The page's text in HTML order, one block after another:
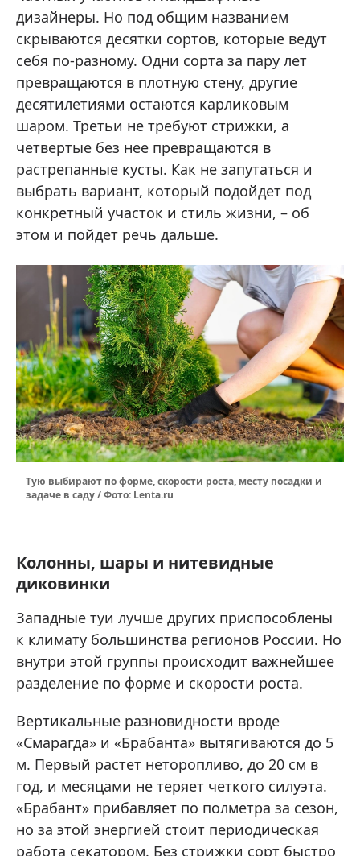
дизайнеры. Но под общим названием
скрываются десятки сортов, которые ведут
себя по-разному. Одни сорта за пару лет
превращаются в плотную стену, другие
десятилетиями остаются карликовым
шаром. Третьи не требуют стрижки, а
четвертые без нее превращаются в
растрепанные кусты. Как не запутаться и
выбрать вариант, который подойдет под
конкретный участок и стиль жизни, – об
этом и пойдет речь дальше.
Тую выбирают по форме, скорости роста, месту посадки и
задаче в саду / Фото: Lenta.ru
Колонны, шары и нитевидные
диковинки
Западные туи лучше других приспособлены
к климату большинства регионов России. Но
внутри этой группы происходит важнейшее
разделение по форме и скорости роста.
Вертикальные разновидности вроде
«Смарагда» и «Брабанта» вытягиваются до 5
м. Первый растет неторопливо, до 20 см в
год, и месяцами не теряет четкого силуэта.
«Брабант» прибавляет по полметра за сезон,
но за этой энергией стоит периодическая
работа секатором. Без стрижки сорт быстро